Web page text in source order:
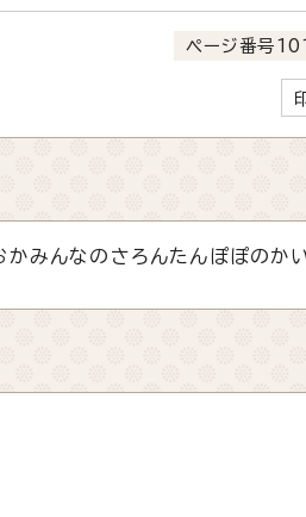
ページ番号
みんなのさろんたんぽぽのかい